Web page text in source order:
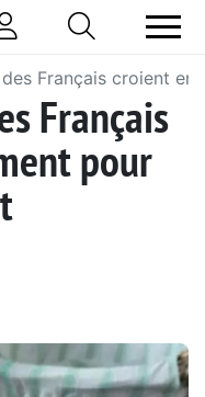
Français croient
Français
pour